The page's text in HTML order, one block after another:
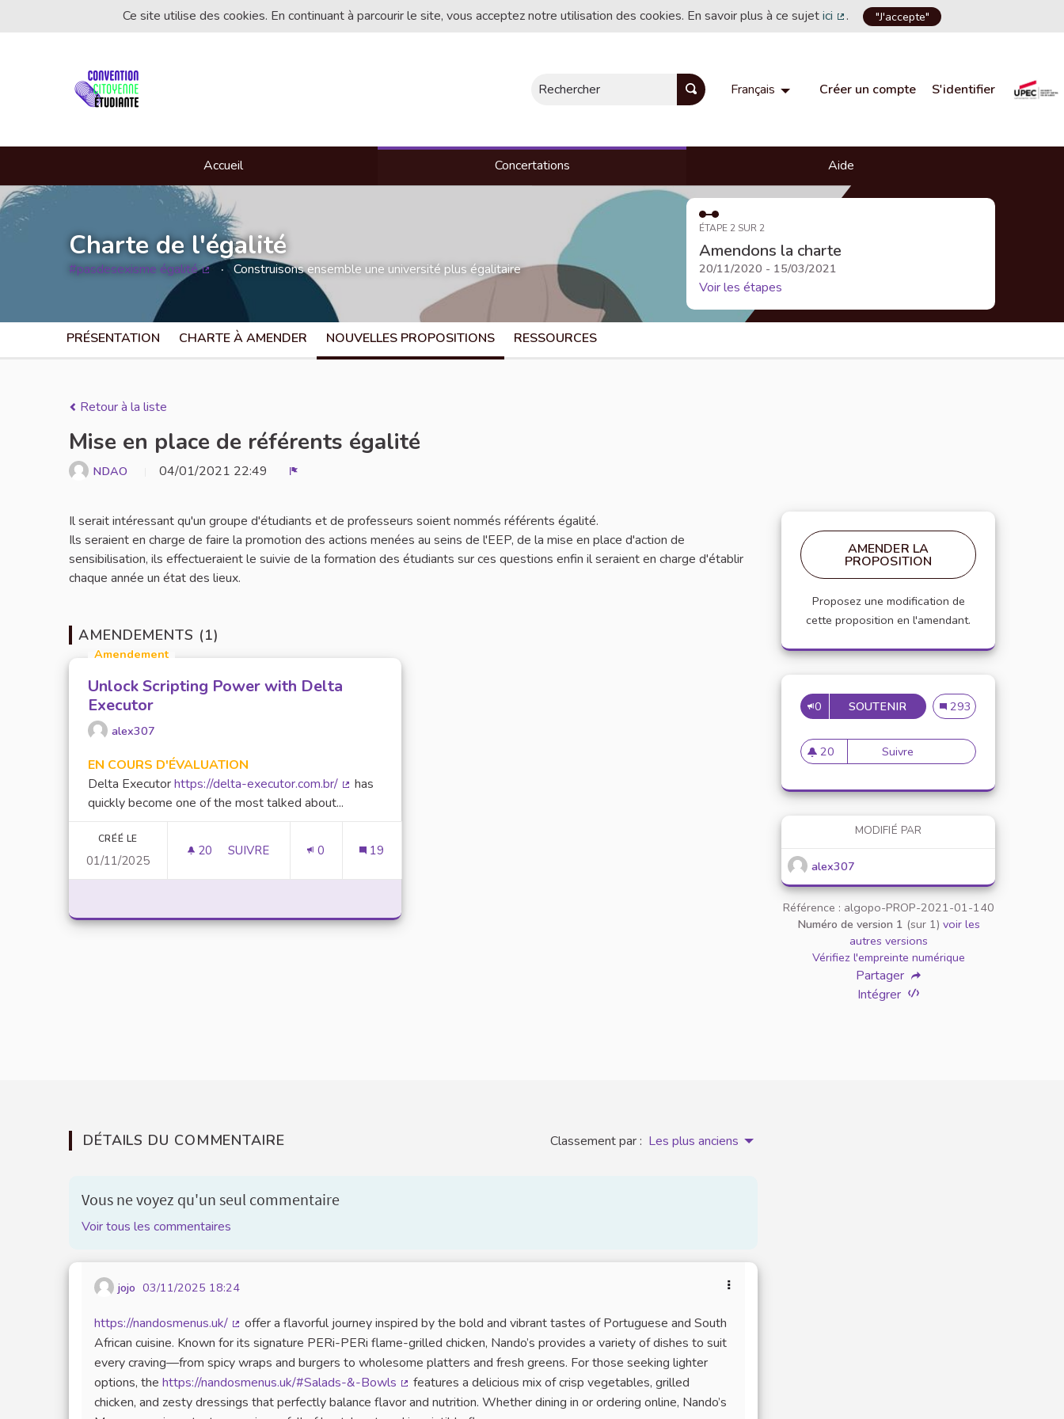
Ce site utilise des cookies. En continuant à parcourir le site, vous acceptez notre utilisation des cookies. En savoir plus à ce sujetici
(Lien externe)
. "J'accepte"
Rechercher Français Choisir la langueChoose language
Créer un compte S'identifier
Accueil Concertations Aide
Charte de l'égalité
#pasdesexisme égalité Construisons ensemble une université plus égalitaire
ÉTAPE 2 SUR 2
Amendons la charte
20/11/2020 - 15/03/2021
Voir les étapes
PRÉSENTATION CHARTE À AMENDER NOUVELLES PROPOSITIONS RESSOURCES
Retour à la liste
Mise en place de référents égalité
NDAO 04/01/2021 22:49
Il serait intéressant qu'un groupe d'étudiants et de professeurs soient nommés référents égalité.
Ils seraient en charge de faire la promotion des actions menées au seins de l'EEP, de la mise en place d'action de
sensibilisation, ils effectueraient le suivie de la formation des étudiants sur ces questions enfin il seraient en charge d'établir
chaque année un état des lieux.
AMENDEMENTS (1)
Amendement
Unlock Scripting Power with Delta
Executor
alex307
EN COURS D'ÉVALUATION
Delta Executorhttps://delta-executor.com.br/
has
quickly become one of the most talked about...
CRÉÉ LE
01/11/2025
20 20 ABONNÉS
SUIVRE 0 19
AMENDER LA
PROPOSITION
Proposez une modification de
cette proposition en l'amendant.
0 SOUTENIR MISE EN PLACE DE
Mise en place de
293
20
20 abonnés
Suivre Mise en place de référents
MODIFIÉ PAR
alex307
Référence : algopo-PROP-2021-01-140
Numéro de version 1 (sur 1) voir les
autres versions
Vérifiez l'empreinte numérique
Partager
Intégrer
DÉTAILS DU COMMENTAIRE Classement par : Les plus anciens
Vous ne voyez qu'un seul commentaire
Voir tous les commentaires
jojo 03/11/2025 18:24
https://nandosmenus.uk/
(Lien externe)
offer a flavorful journey inspired by the bold and vibrant tastes of Portuguese and South
African cuisine. Known for its signature PERi-PERi flame-grilled chicken, Nando’s provides a variety of dishes to suit
every craving—from spicy wraps and burgers to wholesome platters and fresh greens. For those seeking lighter
options, the https://nandosmenus.uk/#Salads-&-Bowls
(Lien externe)
features a delicious mix of crisp vegetables, grilled
chicken, and zesty dressings that perfectly balance flavor and nutrition. Whether dining in or ordering online, Nando’s